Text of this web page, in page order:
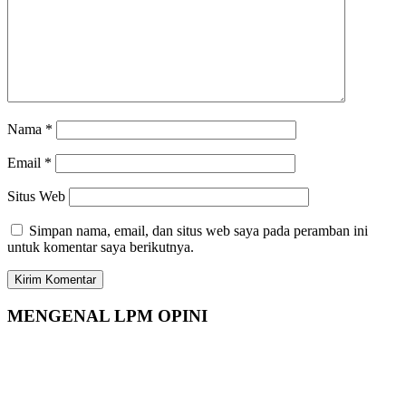
Nama *
Email *
Situs Web
Simpan nama, email, dan situs web saya pada peramban ini
untuk komentar saya berikutnya.
MENGENAL LPM OPINI